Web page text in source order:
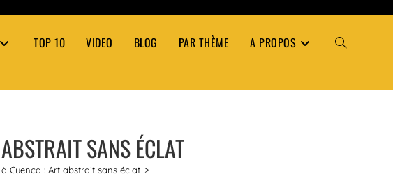
TOP 10 VIDEO BLOG PAR THÈME A PROPOS TOGGLE
SANS ÉCLAT
Cuenca : Art abstrait sans éclat >